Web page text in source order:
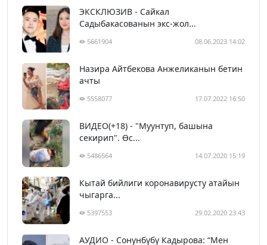
ЭКСКЛЮЗИВ - Сайкал
Садыбакасованын экс-жол...
5661904 08.06.2023 14:02
Назира Айтбекова Анжеликанын бетин
ачты
5558077 17.07.2022 16:50
ВИДЕО(+18) - "Муунтуп, башына
секирип". Өс...
5486564 14.07.2020 15:19
Кытай бийлиги коронавирусту атайын
чыгарга...
5397553 29.02.2020 23:43
АУДИО - Сонунбүбү Кадырова: “Мен